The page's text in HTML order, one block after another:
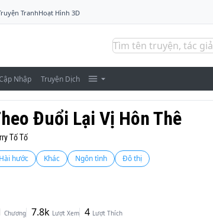
TranhHoạt Hình 3D
Nhập Truyện Dịch
Đuổi Lại Vị Hôn Thê
Tố Tố
Hài hước Khác Ngôn tình Đô thị
Chương 7.8k Lượt Xem 4 Lượt Thích